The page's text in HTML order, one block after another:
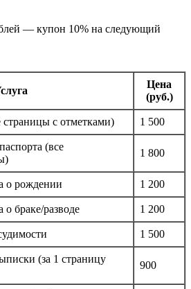
— купон 10% на следующий
Цена
(руб.)
страницы с отметками) 1 500
(все
1 800
о рождении 1 200
о браке/разводе 1 200
1 500
(за 1 страницу
900